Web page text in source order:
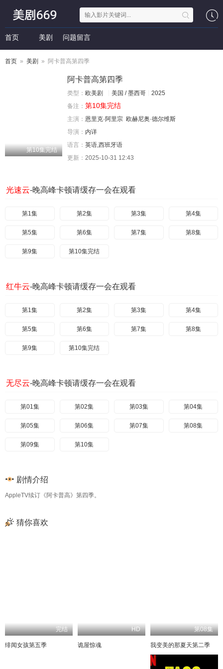
首页 美剧 问题留言
首页 » 美剧 » 阿卡普高第四季
第10集完结
阿卡普高第四季
类型： 欧美剧 美国 / 墨西哥
2025
备注： 第10集完结
主演： 恩里克·阿里宗 欧赫尼奥·德尔维斯
导演： 内详
语言： 英语,西班牙语
更新： 2025-10-31 12:43
光速云-晚高峰卡顿请缓存一会在观看
第1集 第2集 第3集 第4集
第5集 第6集 第7集 第8集
第9集 第10集完结
红牛云-晚高峰卡顿请缓存一会在观看
第1集 第2集 第3集 第4集
第5集 第6集 第7集 第8集
第9集 第10集完结
无尽云-晚高峰卡顿请缓存一会在观看
第01集 第02集 第03集 第04集
第05集 第06集 第07集 第08集
第09集 第10集
剧情介绍
AppleTV续订《阿卡普高》第四季。
猜你喜欢
完结
绯闻女孩第五季
HD
诡屋惊魂
第08集
我变美的那夏天第二季